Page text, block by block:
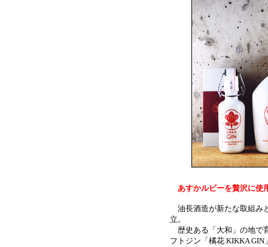
あすかルビーを贅沢に使
油長酒造が新たな取組み
立。
歴史ある「大和」の地で
フトジン「橘花 KIKKA